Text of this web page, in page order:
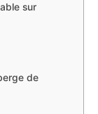
sur
de